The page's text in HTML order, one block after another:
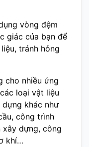
vòng đệm
giác của bạn để
tránh hỏng
cho nhiều ứng
loại vật liệu
khác như
công trình
dựng, công
khí…